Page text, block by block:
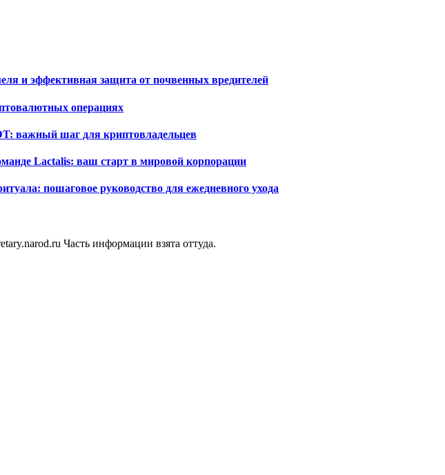
и эффективная защита от почвенных вредителей
операциях
важный шаг для криптовладельцев
Lactalis: ваш старт в мировой корпорации
пошаговое руководство для ежедневного ухода
Часть информации взята оттуда.